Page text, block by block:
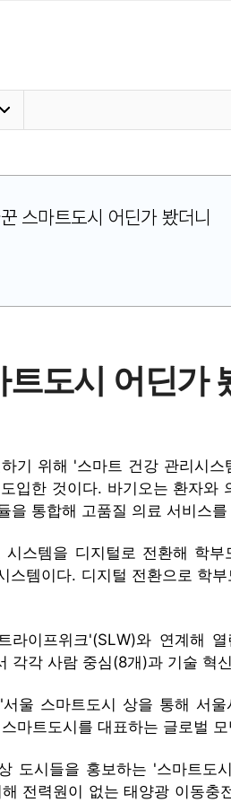
스마트도시 어딘가 봤더니
도시 어딘가
위해 '스마트 건강 관리시
입한 것이다. 바기오는 환자
을 통합해 고품질 의료 서비스
스템을 디지털로 전환해 학
템이다. 디지털 전환으로 학
이프위크'(SLW)와 연계해
각 사람 중심(8개)과 기술 혁
울 스마트도시 상을 통해 서
마트도시를 대표하는 글로벌
도시들을 홍보하는 '스마트도
전력원이 없는 태양광 이동